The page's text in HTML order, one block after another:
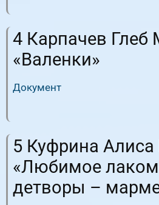
4 Карпачев
«Валенки»
Документ
5 Куфрина
«Любимое
детворы –